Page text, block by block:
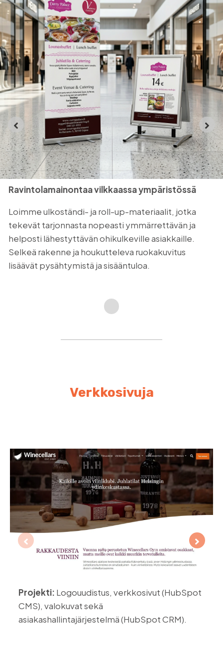
Monisivuinen esite teknologiaratkaisujen
esittelyyn
esitteen, joka kokoaa yrityksen keskeiset
palvelualueet selkeäksi ja visuaalisesti
houkuttelevaksi kokonaisuudeksi.
Esite tukee myyntityötä messuilla,
asiakastapaamisissa ja kansainvälisessä
Verkkosivuja
Projekti: Logouudistus, verkkosivut (HubSpot
CMS), valokuvat sekä
asiakashallintajärjestelmä (HubSpot CRM).